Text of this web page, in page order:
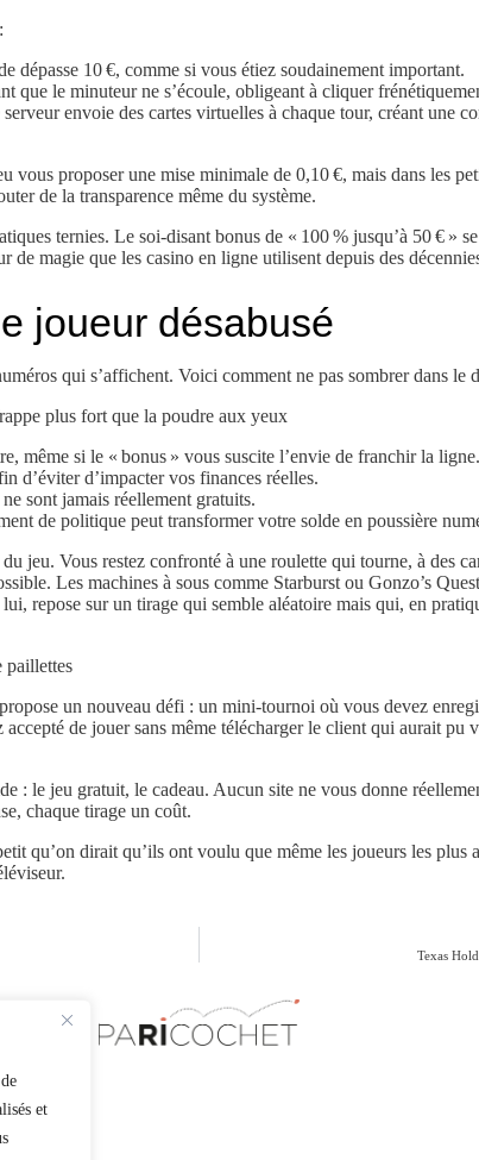
et
dépasse 10 €, comme si vous étiez soudainement important.
que le minuteur ne s’écoule, obligeant à cliquer
envoie des cartes virtuelles à chaque tour, créant une
proposer une mise minimale de 0,10 €, mais dans les
de la transparence même du système.
ternies. Le soi‑disant bonus de « 100 % jusqu’à 50 € »
de magie que les casino en ligne utilisent depuis des
joueur désabusé
qui s’affichent. Voici comment ne pas sombrer dans le
plus fort que la poudre aux yeux
même si le « bonus » vous suscite l’envie de franchir la ligne.
d’éviter d’impacter vos finances réelles.
sont jamais réellement gratuits.
de politique peut transformer votre solde en poussière
jeu. Vous restez confronté à une roulette qui tourne, à des
Les machines à sous comme Starburst ou Gonzo’s
repose sur un tirage qui semble aléatoire mais qui, en
paillettes
un nouveau défi : un mini‑tournoi où vous devez
de jouer sans même télécharger le client qui aurait pu
: le jeu gratuit, le cadeau. Aucun site ne vous donne
chaque tirage un coût.
qu’on dirait qu’ils ont voulu que même les joueurs les
Texas